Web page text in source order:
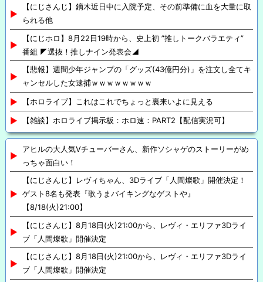
【にじさんじ】鏑木近日中に入院予定、その前準備に血を大量に取
られる他
【にじホロ】8月22日19時から、史上初 ”推しトークバラエティ”
番組 ◤選抜！推しナイン発表会◢
【悲報】週間少年ジャンプの「グッズ(43億円分)」を注文し全てキ
ャンセルした女逮捕ｗｗｗｗｗｗｗｗ
【ホロライブ】これはこれでちょっと裏来いよに見える
【雑談】ホロライブ掲示板：ホロ速：PART2【配信実況可】
アヒルの大人気Vチューバーさん、新作ソシャゲのストーリーがめ
っちゃ面白い！
【にじさんじ】レヴィちゃん、3Dライブ「人間燦歌」開催決定！
ゲスト8名も発表『歌うまバイキングなゲストや』
【8/18(火)21:00】
【にじさんじ】8月18日(火)21:00から、レヴィ・エリファ3Dライ
ブ「人間燦歌」開催決定
【にじさんじ】8月18日(火)21:00から、レヴィ・エリファ3Dライ
ブ「人間燦歌」開催決定